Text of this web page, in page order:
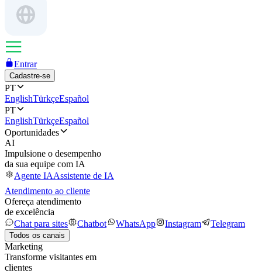
Entrar
Cadastre-se
PT
EnglishTürkçeEspañol
PT
EnglishTürkçeEspañol
Oportunidades
AI
Impulsione o desempenho
da sua equipe com IA
Agente IAAssistente de IA
Atendimento ao cliente
Ofereça atendimento
de excelência
Chat para sites
Chatbot WhatsApp Instagram Telegram
Todos os canais
Marketing
Transforme visitantes em
clientes